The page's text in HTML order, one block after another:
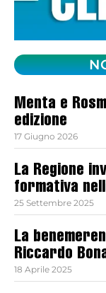
Menta e
edizione
17 Giugno 2026
La Regione
formativa
25 Settembre 2025
La
Riccardo
18 Aprile 2025